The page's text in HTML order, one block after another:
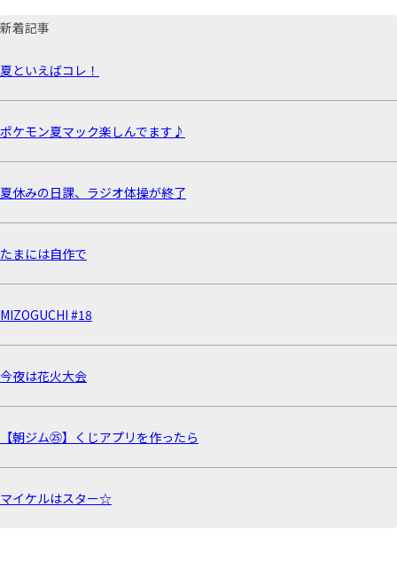
新着記事
夏といえばコレ！
ポケモン夏マック楽しんでます♪
夏休みの日課、ラジオ体操が終了
たまには自作で
MIZOGUCHI #18
今夜は花火大会
【朝ジム㉕】くじアプリを作ったら
マイケルはスター☆